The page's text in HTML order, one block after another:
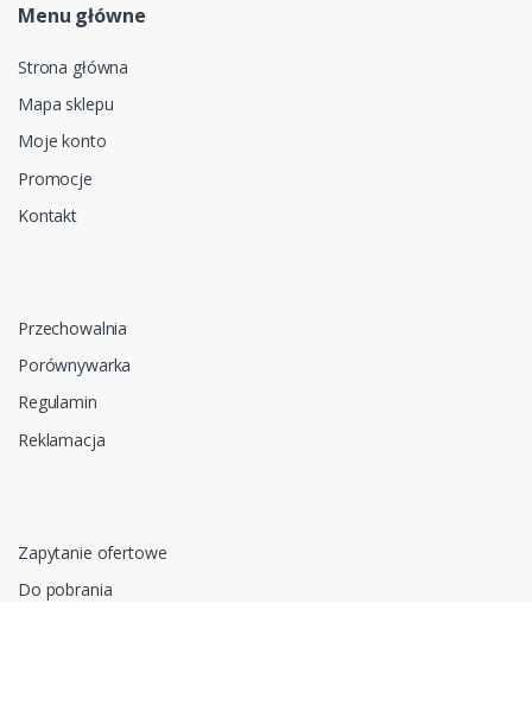
Menu główne
Strona główna
Mapa sklepu
Moje konto
Promocje
Kontakt
Przechowalnia
Porównywarka
Regulamin
Reklamacja
Zapytanie ofertowe
Do pobrania